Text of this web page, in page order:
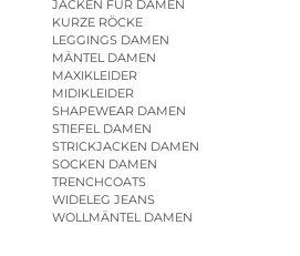
JACKEN FÜR DAMEN
KURZE RÖCKE
LEGGINGS DAMEN
MÄNTEL DAMEN
MAXIKLEIDER
MIDIKLEIDER
SHAPEWEAR DAMEN
STIEFEL DAMEN
STRICKJACKEN DAMEN
SOCKEN DAMEN
TRENCHCOATS
WIDELEG JEANS
WOLLMÄNTEL DAMEN